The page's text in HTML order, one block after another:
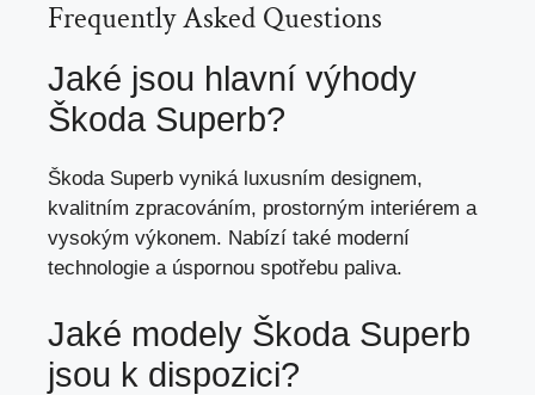
Frequently Asked Questions
Jaké jsou hlavní výhody
Škoda Superb?
Škoda Superb vyniká luxusním designem,
kvalitním zpracováním, prostorným interiérem a
vysokým výkonem. Nabízí také moderní
technologie a úspornou spotřebu paliva.
Jaké modely Škoda Superb
jsou k dispozici?